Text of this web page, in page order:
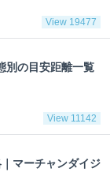
View 19477
別の目安距離一覧
View 11142
マーチャンダイジ